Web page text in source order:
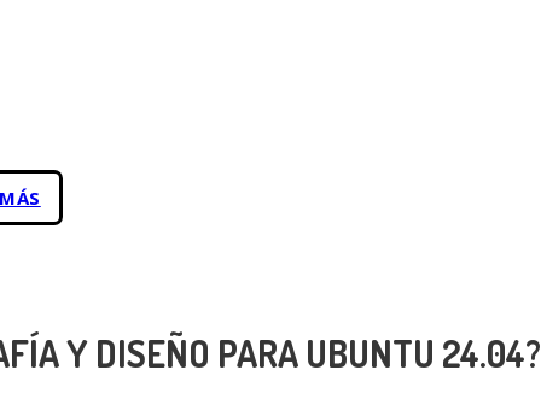
Y DISEÑO PARA UBUNTU 24.04?